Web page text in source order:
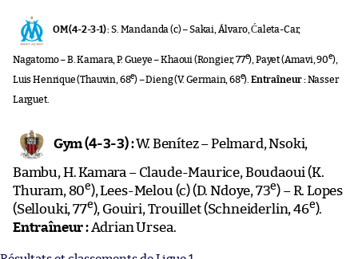
OM (4-2-3-1) :S. Mandanda (c) – Sakai, Álvaro, Ćaleta-Car,
Nagatomo – B. Kamara, P. Gueye – Khaoui (Rongier, 77e), Payet (Amavi, 90e),
Luis Henrique (Thauvin, 68e) – Dieng (V. Germain, 68e). Entraîneur :Nasser
Larguet.
Gym (4-3-3) :W. Benítez – Pelmard, Nsoki,
Bambu, H. Kamara – Claude-Maurice, Boudaoui (K.
Thuram, 80e), Lees-Melou (c) (D. Ndoye, 73e) – R. Lopes
(Sellouki, 77e), Gouiri, Trouillet (Schneiderlin, 46e).
Entraîneur :Adrian Ursea.